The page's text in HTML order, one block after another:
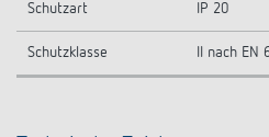
Schutzart IP 20
Schutzklasse II nach EN